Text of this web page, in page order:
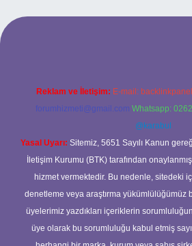
Reklam ve İletişim: E-mail:
forumhizmeti@gmail.com Whatsapp:
@karabul
Yasal Uyarı: Sitemiz, 5651 Sayılı Kanun
İletişim Kurumu (BTK) tarafından
hizmet vermektedir. Bu nedenle, sitedeki
denetleme veya araştırma yükümlülüğümüz
üyelerimiz yazdıkları içeriklerin
üye olarak bu sorumluluğu kabul etmiş